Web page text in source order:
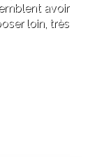
avoir
loin, très